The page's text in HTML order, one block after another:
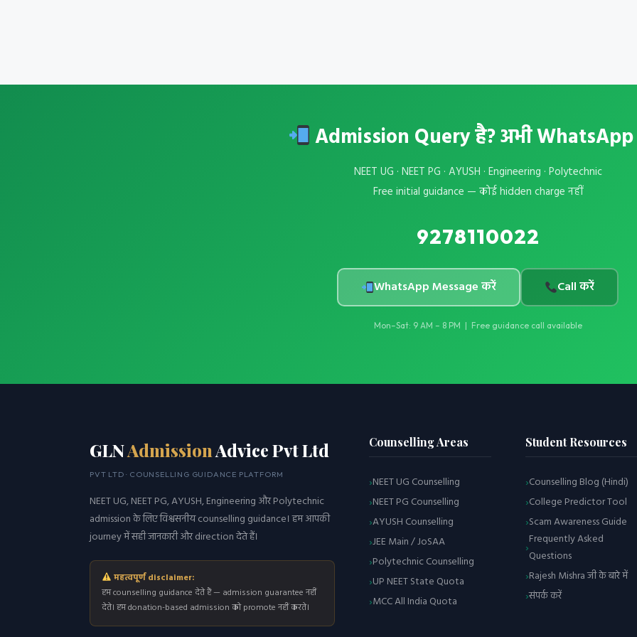
Admission Query है? अभी
NEET UG · NEET PG · AYUSH · Engineering · Polytechnic
Free initial guidance — कोई hidden charge नहीं
9278110022
WhatsApp Message करें Call करें
Mon–Sat: 9 AM – 8 PM | Free guidance call available
GLNAdmissionAdvice Pvt Ltd
PVT LTD · COUNSELLING GUIDANCE PLATFORM
NEET UG, NEET PG, AYUSH, Engineering और Polytechnic
admission के लिए विश्वसनीय counselling guidance। हम आपकी
journey में सही जानकारी और direction देते हैं।
महत्वपूर्ण disclaimer:
हम counselling guidance देते हैं — admission guarantee नहीं
देते। हम donation-based admission को promote नहीं करते।
Counselling Areas
NEET UG Counselling
NEET PG Counselling
AYUSH Counselling
JEE Main / JoSAA
Polytechnic Counselling
UP NEET State Quota
MCC All India Quota
Student Resources
Counselling Blog (Hindi)
College Predictor Tool
Scam Awareness Guide
Frequently Asked
Questions
Rajesh Mishra जी के बारे में
संपर्क करें